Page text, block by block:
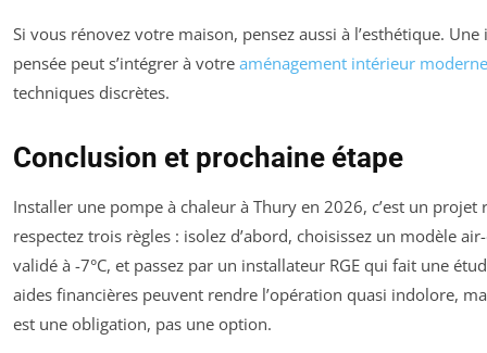
Si vous rénovez votre maison, pensez aussi à l’esthétique.
pensée peut s’intégrer à votre aménagement intérieur moderne
techniques discrètes.
Conclusion et prochaine étape
Installer une pompe à chaleur à Thury en 2026, c’est un projet
respectez trois règles : isolez d’abord, choisissez un modèle
validé à -7°C, et passez par un installateur RGE qui fait une
aides financières peuvent rendre l’opération quasi indolore,
est une obligation, pas une option.